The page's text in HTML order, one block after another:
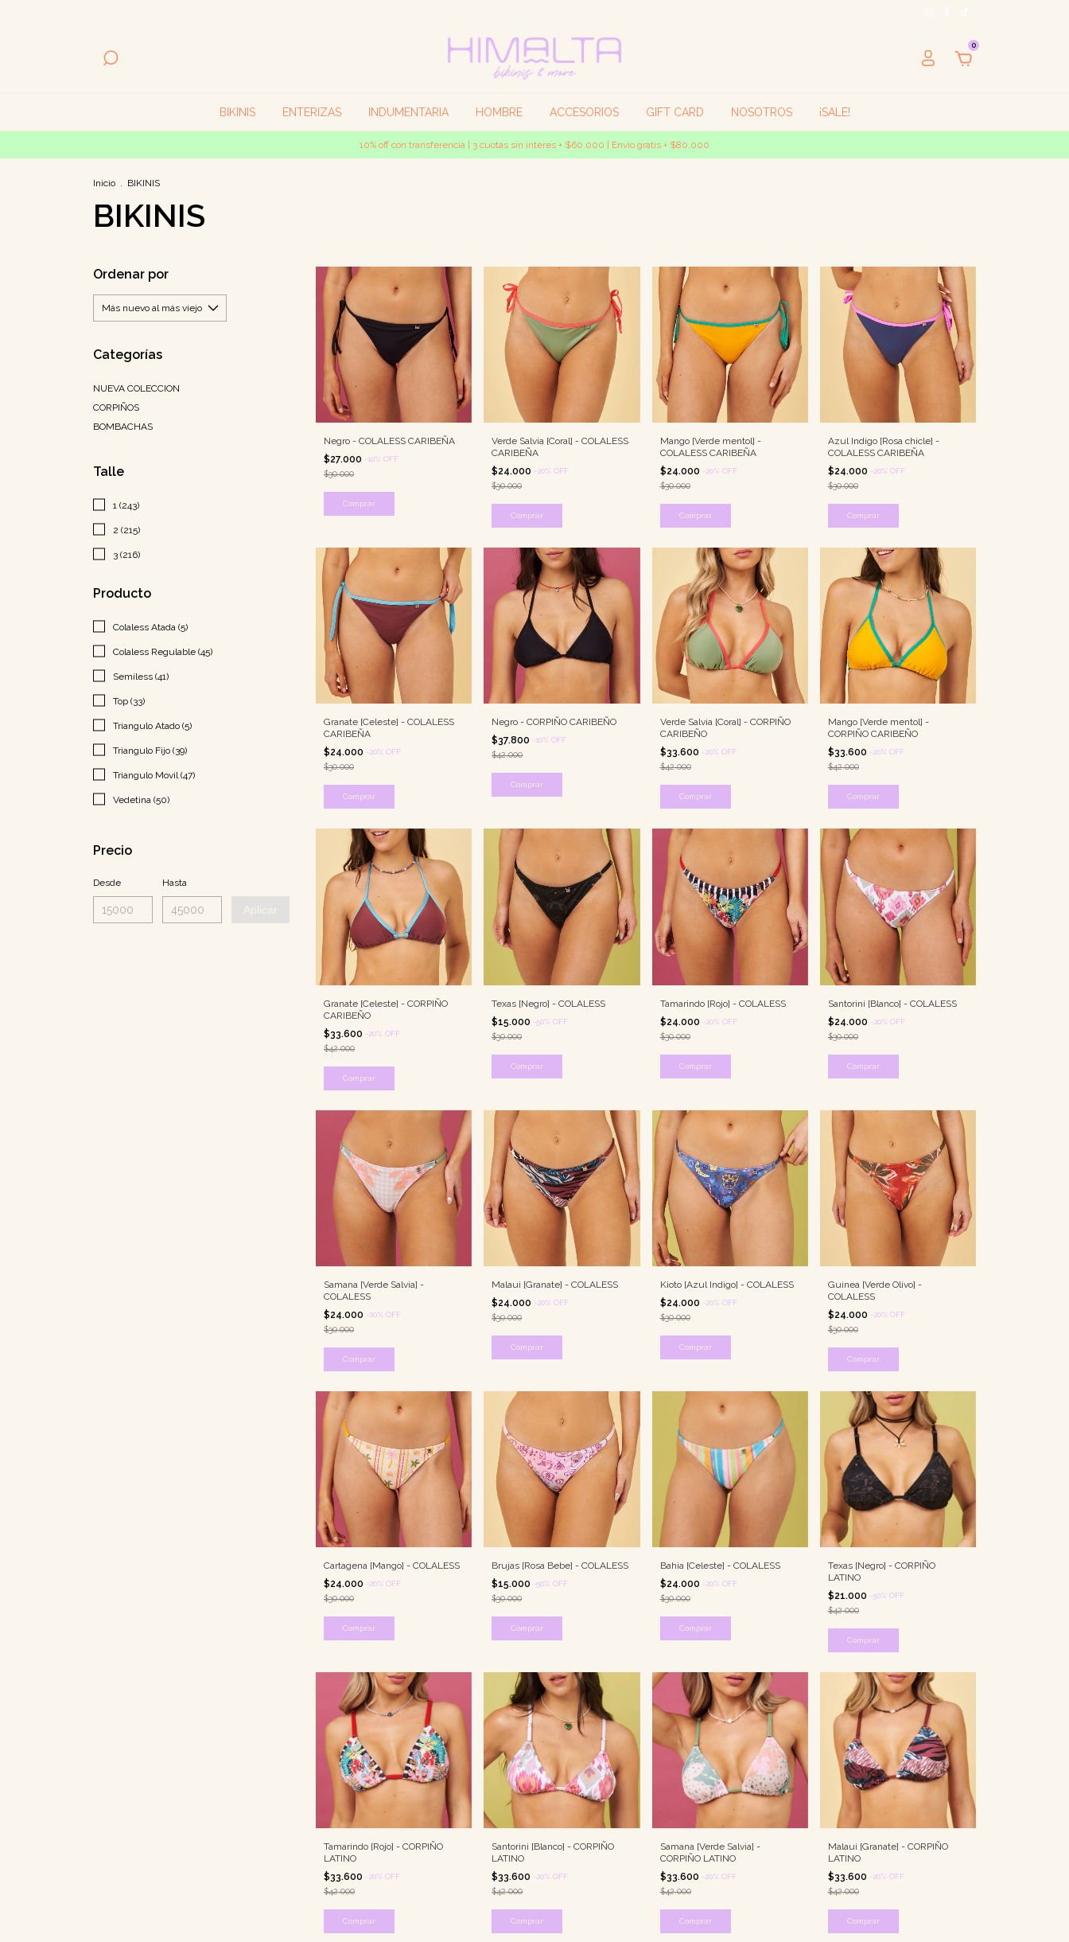
0
BIKINIS ENTERIZAS INDUMENTARIA HOMBRE ACCESORIOS GIFT CARD NOSOTROS ¡SALE!
10% off con transferencia | 3 cuotas sin interes + $60.000 | Envio gratis + $80.000
Inicio . BIKINIS
BIKINIS
Ordenar por
Categorías
NUEVA COLECCION
CORPIÑOS
BOMBACHAS
Talle
1 (243)
2 (215)
3 (216)
Producto
Colaless Atada (5)
Colaless Regulable (45)
Semiless (41)
Top (33)
Triangulo Atado (5)
Triangulo Fijo (39)
Triangulo Movil (47)
Vedetina (50)
Precio
Desde Hasta
Aplicar
Negro - COLALESS CARIBEÑA
$27.000 -10% OFF
$30.000
Comprar
Verde Salvia [Coral] - COLALESS
CARIBEÑA
$24.000 -20%OFF
$30.000
Comprar
Mango [Verde mentol] -
COLALESS CARIBEÑA
$24.000 -20% OFF
$30.000
Comprar
Azul Indigo [Rosa chicle] -
COLALESS CARIBEÑA
$24.000 -20% OFF
$30.000
Comprar
Granate [Celeste] - COLALESS
CARIBEÑA
$24.000 -20% OFF
$30.000
Comprar
Negro - CORPIÑO CARIBEÑO
$37.800 -10%OFF
$42.000
Comprar
Verde Salvia [Coral] - CORPIÑO
CARIBEÑO
$33.600 -20% OFF
$42.000
Comprar
Mango [Verde mentol] -
CORPIÑO CARIBEÑO
$33.600 -20% OFF
$42.000
Comprar
Granate [Celeste] - CORPIÑO
CARIBEÑO
$33.600 -20% OFF
$42.000
Comprar
Texas [Negro] - COLALESS
$15.000 -50%OFF
$30.000
Comprar
Tamarindo [Rojo] - COLALESS
$24.000 -20% OFF
$30.000
Comprar
Santorini [Blanco] - COLALESS
$24.000 -20% OFF
$30.000
Comprar
Samana [Verde Salvia] -
COLALESS
$24.000 -20% OFF
$30.000
Comprar
Malaui [Granate] - COLALESS
$24.000 -20%OFF
$30.000
Comprar
Kioto [Azul Indigo] - COLALESS
$24.000 -20% OFF
$30.000
Comprar
Guinea [Verde Olivo] -
COLALESS
$24.000 -20% OFF
$30.000
Comprar
Cartagena [Mango] - COLALESS
$24.000 -20% OFF
$30.000
Comprar
Brujas [Rosa Bebe] - COLALESS
$15.000 -50%OFF
$30.000
Comprar
Bahia [Celeste] - COLALESS
$24.000 -20% OFF
$30.000
Comprar
Texas [Negro] - CORPIÑO
LATINO
$21.000 -50% OFF
$42.000
Comprar
Tamarindo [Rojo] - CORPIÑO
LATINO
$33.600 -20% OFF
$42.000
Comprar
Santorini [Blanco] - CORPIÑO
LATINO
$33.600 -20%OFF
$42.000
Comprar
Samana [Verde Salvia] -
CORPIÑO LATINO
$33.600 -20% OFF
$42.000
Comprar
Malaui [Granate] - CORPIÑO
LATINO
$33.600 -20% OFF
$42.000
Comprar